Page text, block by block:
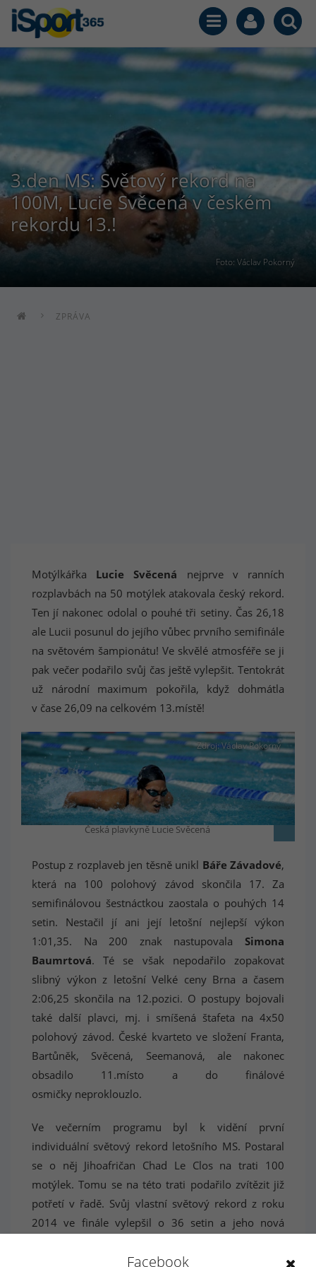
Foto: Václav Pokorný
3.den MS: Světový rekord na
100M, Lucie Svěcená v českém
rekordu 13.!
ZPRÁVA
Motýlkářka Lucie Svěcená nejprve v ranních
rozplavbách na 50 motýlek atakovala český rekord.
Ten jí nakonec odolal o pouhé tři setiny. Čas 26,18
ale Lucii posunul do jejího vůbec prvního semifinále
na světovém šampionátu! Ve skvělé atmosféře se ji
pak večer podařilo svůj čas ještě vylepšit. Tentokrát
už národní maximum pokořila, když dohmátla
v čase 26,09 na celkovém 13.místě!
Česká plavkyně Lucie Svěcená
Zdroj: Václav Pokorný
Postup z rozplaveb jen těsně unikl Báře Závadové,
která na 100 polohový závod skončila 17. Za
semifinálovou šestnáctkou zaostala o pouhých 14
setin. Nestačil jí ani její letošní nejlepší výkon
1:01,35. Na 200 znak nastupovala Simona
Baumrtová. Té se však nepodařilo zopakovat
slibný výkon z letošní Velké ceny Brna a časem
2:06,25 skončila na 12.pozici. O postupy bojovali
také další plavci, mj. i smíšená štafeta na 4x50
polohový závod. České kvarteto ve složení Franta,
Bartůněk, Svěcená, Seemanová, ale nakonec
obsadilo 11.místo a do finálové
osmičky neproklouzlo.
Ve večerním programu byl k vidění první
individuální světový rekord letošního MS. Postaral
se o něj Jihoafričan Chad Le Clos na trati 100
motýlek. Tomu se na této trati podařilo zvítězit již
potřetí v řadě. Svůj vlastní světový rekord z roku
2014 ve finále vylepšil o 36 setin a jeho nová
Facebook